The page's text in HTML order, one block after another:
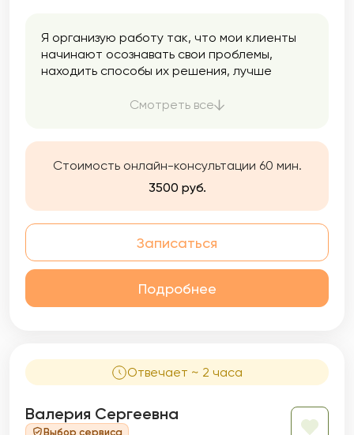
Я организую работу так, что мои клиенты
начинают осознавать свои проблемы,
находить способы их решения, лучше
дальнейших изменений и принятия себя и
Смотреть все
Стоимость онлайн-консультации 60 мин.
3500 руб.
Записаться
Подробнее
Отвечает ~ 2 часа
Валерия Сергеевна
Выбор сервиса